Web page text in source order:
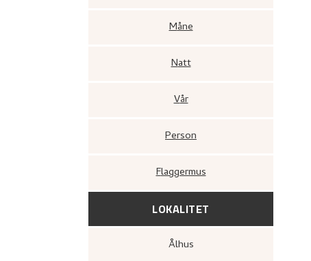
Måne
Natt
Vår
Person
Flaggermus
LOKALITET
Ålhus